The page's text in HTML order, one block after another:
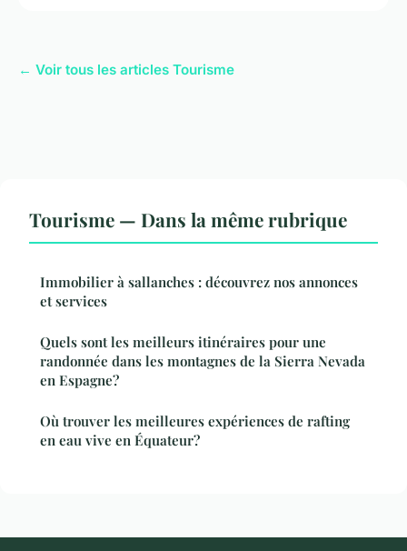
← Voir tous les articles Tourisme
Tourisme — Dans la même rubrique
Immobilier à sallanches : découvrez nos annonces
et services
Quels sont les meilleurs itinéraires pour une
randonnée dans les montagnes de la Sierra Nevada
en Espagne?
Où trouver les meilleures expériences de rafting
en eau vive en Équateur?